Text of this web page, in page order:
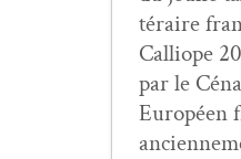
téraire
Cal­liope
par le
Européen